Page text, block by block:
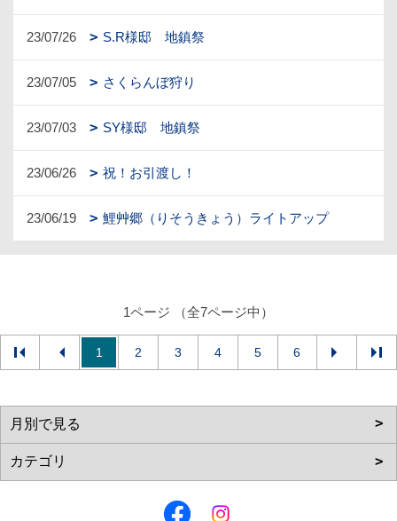
23/07/26 S.R様邸 地鎮祭
23/07/05 さくらんぼ狩り
23/07/03 SY様邸 地鎮祭
23/06/26 祝！お引渡し！
23/06/19 鯉艸郷（りそうきょう）ライトアップ
1ページ （全7ページ中）
1 2 3 4 5 6